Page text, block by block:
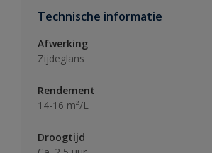
Technische informatie
Afwerking
Zijdeglans
Rendement
14-16 m²/L
Droogtijd